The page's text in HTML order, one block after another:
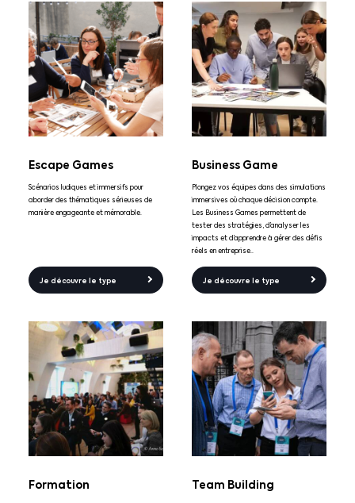
Escape Games
Scénarios ludiques et immersifs pour
aborder des thématiques sérieuses de
manière engageante et mémorable.
Je découvre le type
Business Game
Plongez vos équipes dans des simulations
immersives où chaque décision compte.
Les Business Games permettent de
tester des stratégies, d’analyser les
impacts et d’apprendre à gérer des défis
réels en entreprise..
Je découvre le type
Formation Team Building